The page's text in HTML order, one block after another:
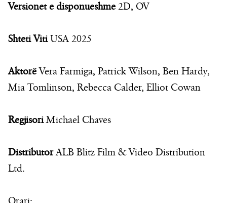
Versionet e disponueshme 2D, OV
Shteti VitiUSA 2025
AktorëVera Farmiga, Patrick Wilson, Ben Hardy,
Mia Tomlinson, Rebecca Calder, Elliot Cowan
RegjisoriMichael Chaves
DistributorALB Blitz Film & Video Distribution
Ltd.